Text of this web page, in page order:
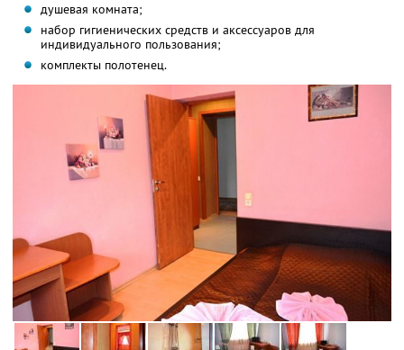
душевая комната;
набор гигиенических средств и аксессуаров для
индивидуального пользования;
комплекты полотенец.